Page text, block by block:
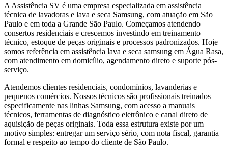
A Assistência SV é uma empresa especializada em assistência
técnica de lavadoras e lava e seca Samsung, com atuação em São
Paulo e em toda a Grande São Paulo. Começamos atendendo
consertos residenciais e crescemos investindo em treinamento
técnico, estoque de peças originais e processos padronizados. Hoje
somos referência em assistência lava e seca samsung em Água Rasa,
com atendimento em domicílio, agendamento direto e suporte pós-
serviço.
Atendemos clientes residenciais, condomínios, lavanderias e
pequenos comércios. Nossos técnicos são profissionais treinados
especificamente nas linhas Samsung, com acesso a manuais
técnicos, ferramentas de diagnóstico eletrônico e canal direto de
aquisição de peças originais. Toda essa estrutura existe por um
motivo simples: entregar um serviço sério, com nota fiscal, garantia
formal e respeito ao tempo do cliente de São Paulo.